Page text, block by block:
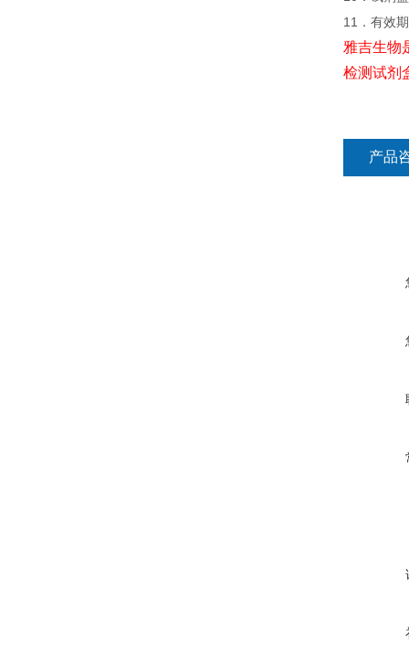
11．有效
雅吉生物
检测试剂
产品